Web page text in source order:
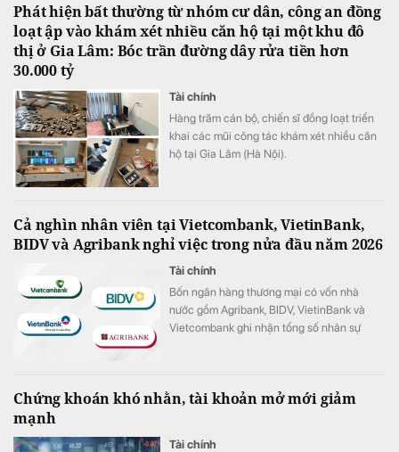
Phát hiện bất thường từ nhóm cư dân, công an đồng
loạt ập vào khám xét nhiều căn hộ tại một khu đô
thị ở Gia Lâm: Bóc trần đường dây rửa tiền hơn
30.000 tỷ
Tài chính
Hàng trăm cán bộ, chiến sĩ đồng loạt triển
khai các mũi công tác khám xét nhiều căn
hộ tại Gia Lâm (Hà Nội).
Cả nghìn nhân viên tại Vietcombank, VietinBank,
BIDV và Agribank nghỉ việc trong nửa đầu năm 2026
Tài chính
Bốn ngân hàng thương mại có vốn nhà
nước gồm Agribank, BIDV, VietinBank và
Vietcombank ghi nhận tổng số nhân sự
Chứng khoán khó nhằn, tài khoản mở mới giảm
mạnh
Tài chính